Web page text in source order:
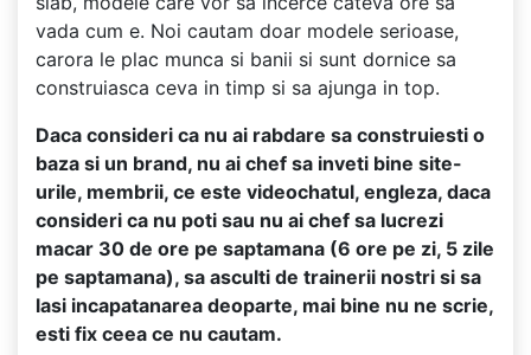
vada cum e. Noi cautam doar modele serioase,
carora le plac munca si banii si sunt dornice sa
construiasca ceva in timp si sa ajunga in top.
Daca consideri ca nu ai rabdare sa construiesti o
baza si un brand, nu ai chef sa inveti bine site-
urile, membrii, ce este videochatul, engleza, daca
consideri ca nu poti sau nu ai chef sa lucrezi
macar 30 de ore pe saptamana (6 ore pe zi, 5 zile
pe saptamana), sa asculti de trainerii nostri si sa
lasi incapatanarea deoparte, mai bine nu ne scrie,
esti fix ceea ce nu cautam.